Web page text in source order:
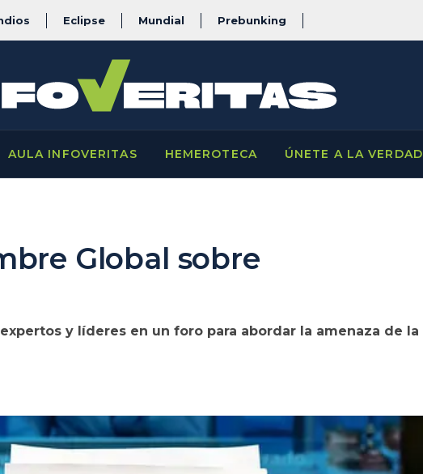
Eclipse Mundial Prebunking
AULA INFOVERITAS HEMEROTECA ÚNETE A LA VERDAD
Global sobre
y líderes en un foro para abordar la amenaza de la